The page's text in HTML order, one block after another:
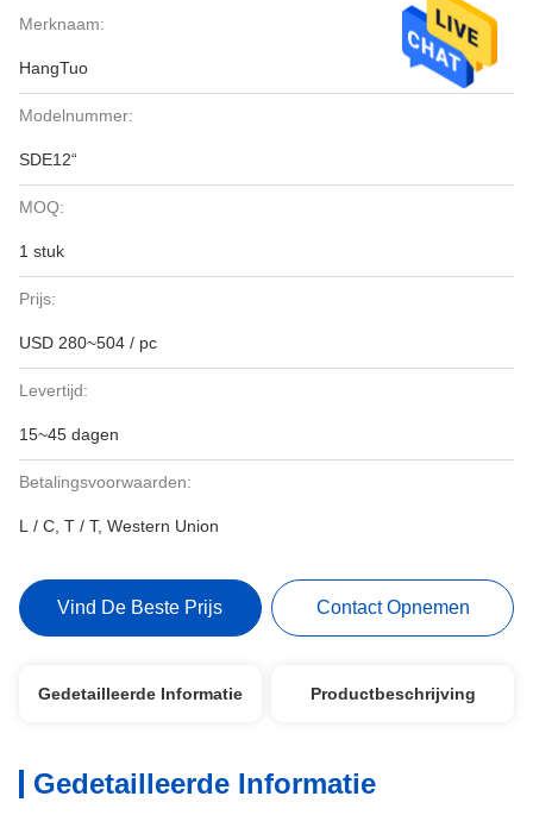
Merknaam:
HangTuo
Modelnummer:
SDE12“
MOQ:
1 stuk
Prijs:
USD 280~504 / pc
Levertijd:
15~45 dagen
Betalingsvoorwaarden:
L / C, T / T, Western Union
Vind De Beste Prijs Contact Opnemen
Gedetailleerde Informatie Productbeschrijving
Gedetailleerde Informatie